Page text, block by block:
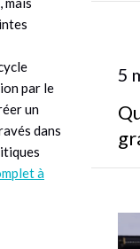
par le
un
dans
à
5